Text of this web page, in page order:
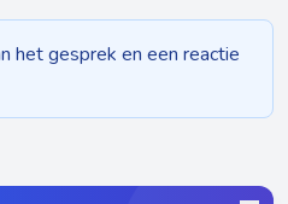
het gesprek en een reactie